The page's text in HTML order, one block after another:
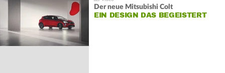
Der neue Mitsubishi Colt
EIN DESIGN DAS BEGEISTERT